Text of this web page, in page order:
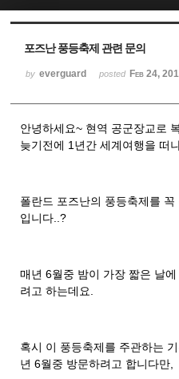
포즈난 풍등축제 관련 문의
by everguard posted Feb 24,
안녕하세요~ 현역 공군장교로
늦기전에 1년간 세계여행을 떠
폴란드 포즈난의 풍등축제를
입니다..?
매년 6월중 밤이 가장 짧은 날
려고 하는데요.
혹시 이 풍등축제를 주관하는
년 6월중 방문하려고 합니다만,
Sketchbook5, 스케치북5